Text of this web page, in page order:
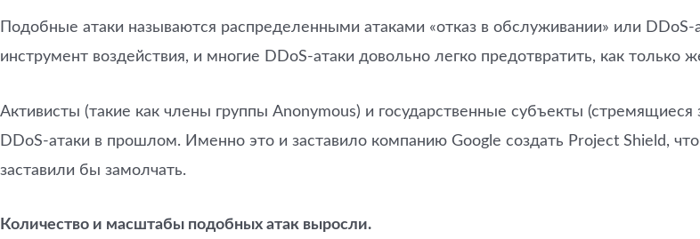
Подобные атаки называются распределенными атаками «отказ в обслуживании» или
инструмент воздействия, и многие DDoS-атаки довольно легко предотвратить, как только
Активисты (такие как члены группы Anonymous) и государственные субъекты
DDoS-атаки в прошлом. Именно это и заставило компанию Google создать Project Shield,
заставили бы замолчать.
Количество и масштабы подобных атак выросли.